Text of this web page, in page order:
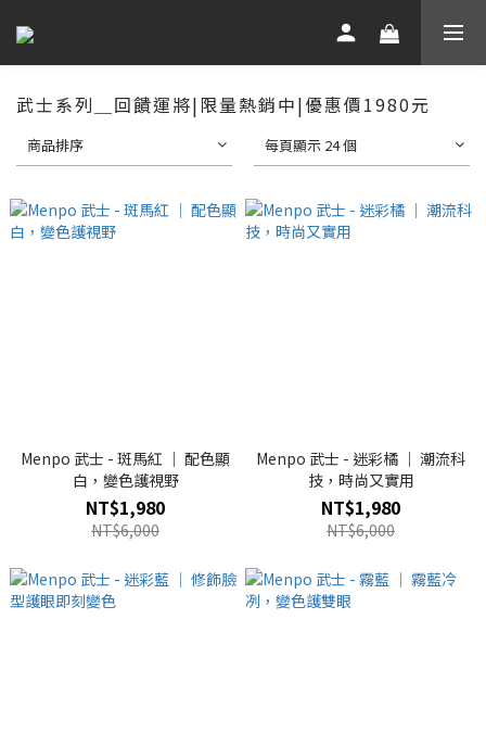
武士系列＿回饋運將|限量熱銷中|優惠價1980元
商品排序 每頁顯示 24 個
Menpo 武士 - 斑馬紅 ｜ 配色顯
白，變色護視野
NT$1,980
NT$6,000
Menpo 武士 - 迷彩橘 ｜ 潮流科
技，時尚又實用
NT$1,980
NT$6,000